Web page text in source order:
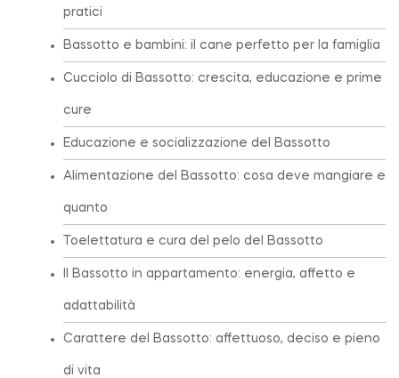
pratici
Bassotto e bambini: il cane perfetto per la famiglia
Cucciolo di Bassotto: crescita, educazione e prime
cure
Educazione e socializzazione del Bassotto
Alimentazione del Bassotto: cosa deve mangiare e
quanto
Toelettatura e cura del pelo del Bassotto
Il Bassotto in appartamento: energia, affetto e
adattabilità
Carattere del Bassotto: affettuoso, deciso e pieno
di vita